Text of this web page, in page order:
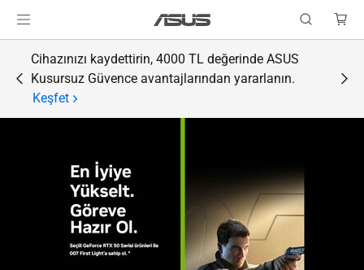
Cihazınızı kaydettirin, 4000 TL değerinde ASUS
Kusursuz Güvence avantajlarından yararlanın.
Keşfet